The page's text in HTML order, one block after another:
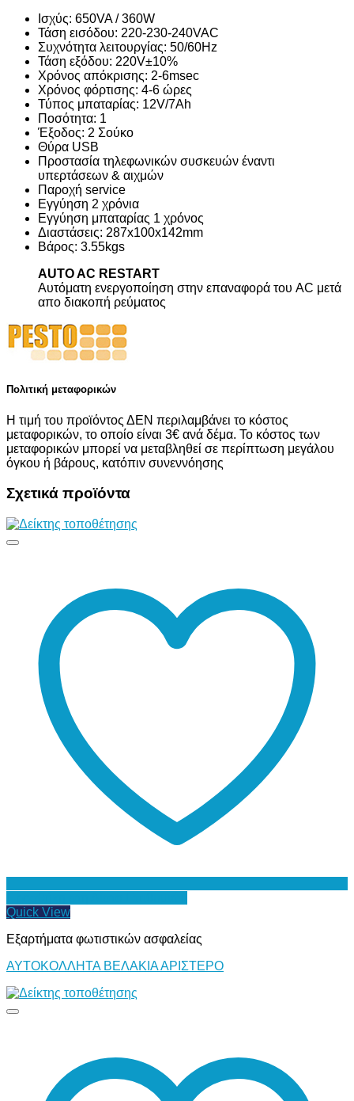
Ισχύς: 650VA / 360W
Τάση εισόδου: 220-230-240VAC
Συχνότητα λειτουργίας: 50/60Hz
Τάση εξόδου: 220V±10%
Χρόνος απόκρισης: 2-6msec
Χρόνος φόρτισης: 4-6 ώρες
Τύπος μπαταρίας: 12V/7Ah
Ποσότητα: 1
Έξοδος: 2 Σούκο
Θύρα USB
Προστασία τηλεφωνικών συσκευών έναντι
υπερτάσεων & αιχμών
Παροχή service
Εγγύηση 2 χρόνια
Εγγύηση μπαταρίας 1 χρόνος
Διαστάσεις: 287x100x142mm
Βάρος: 3.55kgs
AUTO AC RESTART
Αυτόματη ενεργοποίηση στην επαναφορά του AC μετά
απο διακοπή ρεύματος
Πολιτική μεταφορικών
Η τιμή του προϊόντος ΔΕΝ περιλαμβάνει το κόστος
μεταφορικών, το οποίο είναι 3€ ανά δέμα. Το κόστος των
μεταφορικών μπορεί να μεταβληθεί σε περίπτωση μεγάλου
όγκου ή βάρους, κατόπιν συνεννόησης
Σχετικά προϊόντα
Quick View
Εξαρτήματα φωτιστικών ασφαλείας
ΑΥΤΟΚΟΛΛΗΤΑ ΒΕΛΑΚΙΑ ΑΡΙΣΤΕΡΟ